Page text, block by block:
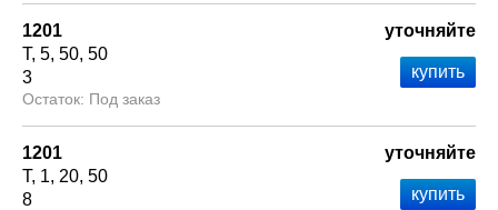
1201
Т 5 50 50
3
Под заказ
уточняйте
1201
Т 1 20 50
8
уточняйте